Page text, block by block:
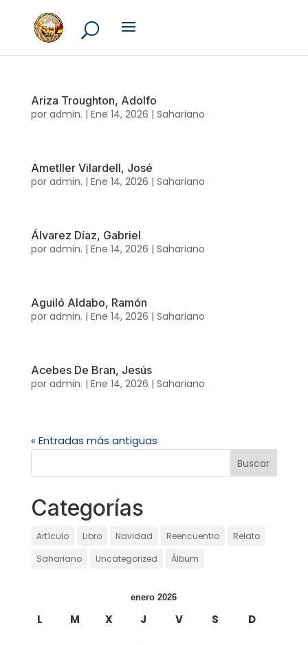
Ariza Troughton, Adolfo
por admin. | Ene 14, 2026 | Sahariano
Ametller Vilardell, José
por admin. | Ene 14, 2026 | Sahariano
Álvarez Díaz, Gabriel
por admin. | Ene 14, 2026 | Sahariano
Aguiló Aldabo, Ramón
por admin. | Ene 14, 2026 | Sahariano
Acebes De Bran, Jesús
por admin. | Ene 14, 2026 | Sahariano
« Entradas más antiguas
Categorías
Artículo Libro Navidad Reencuentro
Relato
Sahariano
Uncategorized Álbum
enero 2026
L M X J V S D